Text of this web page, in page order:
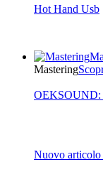
Hot Hand Usb
Mastering
OEKSOUND:
Nuovo